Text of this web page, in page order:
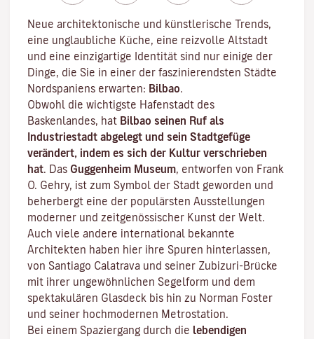
Neue architektonische und künstlerische Trends,
eine unglaubliche Küche, eine reizvolle Altstadt
und eine einzigartige Identität sind nur einige der
Dinge, die Sie in einer der faszinierendsten Städte
Nordspaniens erwarten: Bilbao.
Obwohl die wichtigste Hafenstadt des
Baskenlandes, hat Bilbao seinen Ruf als
Industriestadt abgelegt und sein Stadtgefüge
verändert, indem es sich der Kultur verschrieben
hat. Das Guggenheim Museum, entworfen von Frank
O. Gehry, ist zum Symbol der Stadt geworden und
beherbergt eine der populärsten Ausstellungen
moderner und zeitgenössischer Kunst der Welt.
Auch viele andere international bekannte
Architekten haben hier ihre Spuren hinterlassen,
von Santiago Calatrava und seiner Zubizuri-Brücke
mit ihrer ungewöhnlichen Segelform und dem
spektakulären Glasdeck bis hin zu Norman Foster
und seiner hochmodernen Metrostation.
Bei einem Spaziergang durch die lebendigen